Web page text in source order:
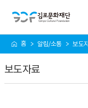
사
이
맵
홈 알림/소통 보도
보도자료